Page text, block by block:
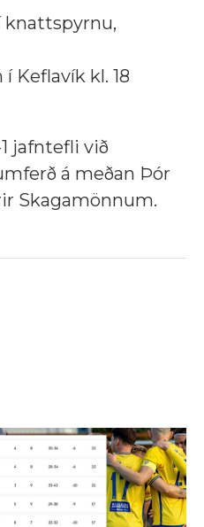
knattspyrnu,
Keflavík kl. 18
jafntefli við
á meðan Þór
Skagamönnum.